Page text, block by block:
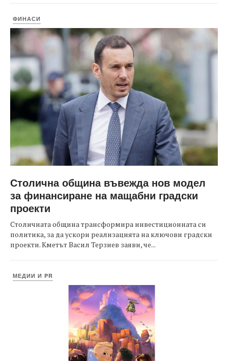
ФИНАСИ
Столична община въвежда нов модел
за финансиране на мащабни градски
проекти
Столичната община трансформира инвестиционната си
политика, за да ускори реализацията на ключови градски
проекти. Кметът Васил Терзиев заяви, че...
МЕДИИ И PR